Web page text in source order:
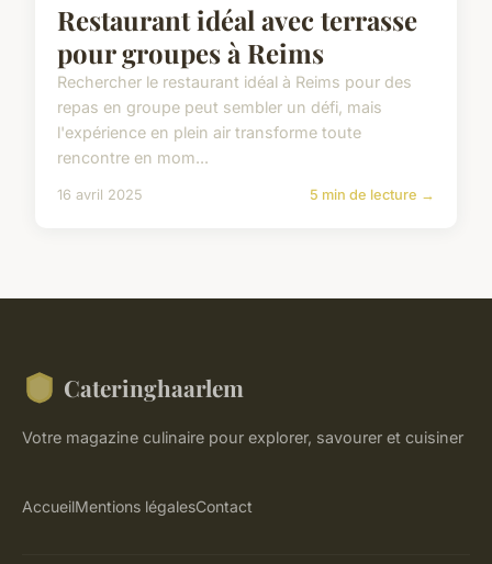
Restaurant idéal avec terrasse
pour groupes à Reims
Rechercher le restaurant idéal à Reims pour des
repas en groupe peut sembler un défi, mais
l'expérience en plein air transforme toute
rencontre en mom...
16 avril 2025 5 min de lecture →
Cateringhaarlem
Votre magazine culinaire pour explorer, savourer et cuisiner
AccueilMentions légalesContact